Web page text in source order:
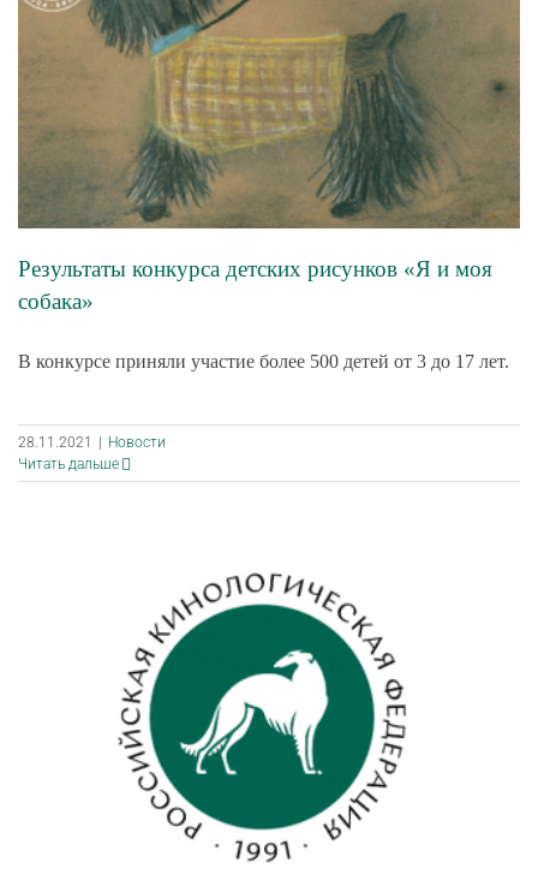
Результаты конкурса детских рисунков «Я и моя
собака»
В конкурсе приняли участие более 500 детей от 3 до 17 лет.
28.11.2021
Новости
Читать дальше